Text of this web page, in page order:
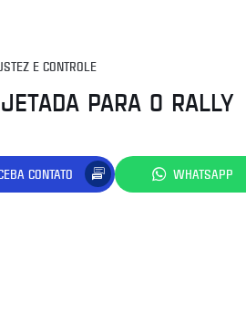
E CONTROLE
PARA O RALLY
CONTATO WHATSAPP